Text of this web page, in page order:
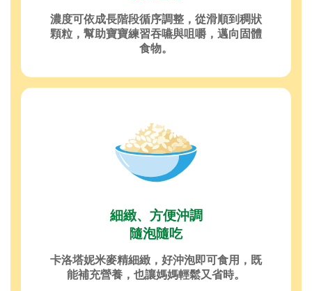
濃度可依成長階段循序調整，從滑順到稠狀
顆粒，幫助寶寶練習吞嚥與咀嚼，邁向固體
食物。
細緻、方便沖調
隨泡隨吃
卡洛塔妮米麥精細緻，好沖泡即可食用，既
能補充營養，也讓媽媽輕鬆又省時。